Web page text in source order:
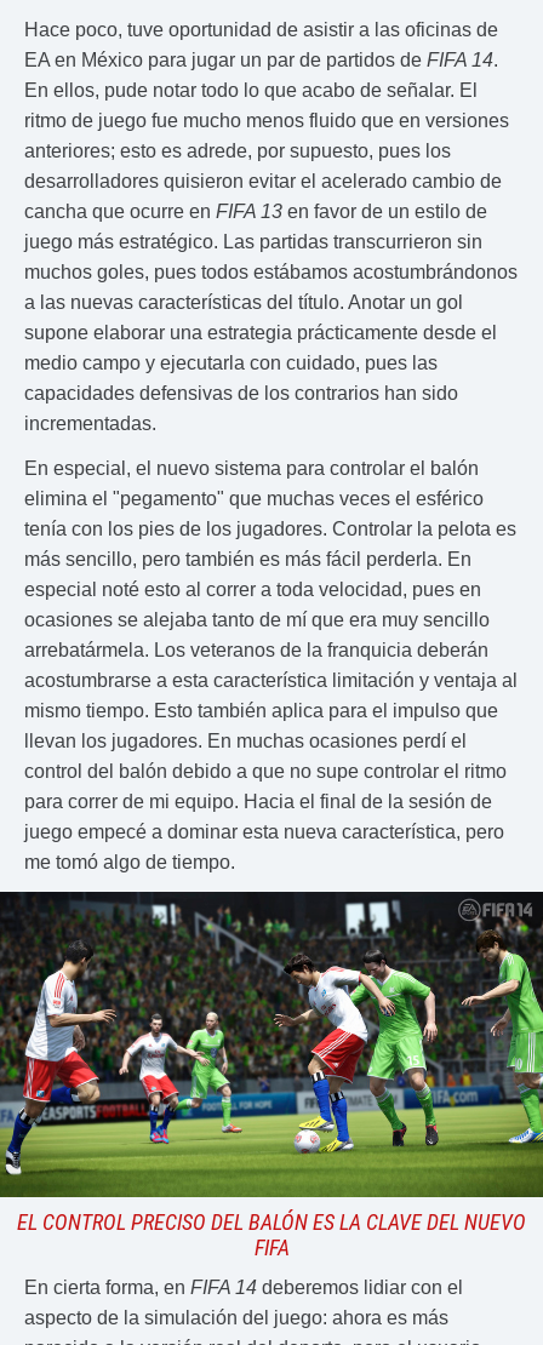
Hace poco, tuve oportunidad de asistir a las oficinas de
EA en México para jugar un par de partidos de FIFA 14.
En ellos, pude notar todo lo que acabo de señalar. El
ritmo de juego fue mucho menos fluido que en versiones
anteriores; esto es adrede, por supuesto, pues los
desarrolladores quisieron evitar el acelerado cambio de
cancha que ocurre en FIFA 13 en favor de un estilo de
juego más estratégico. Las partidas transcurrieron sin
muchos goles, pues todos estábamos acostumbrándonos
a las nuevas características del título. Anotar un gol
supone elaborar una estrategia prácticamente desde el
medio campo y ejecutarla con cuidado, pues las
capacidades defensivas de los contrarios han sido
incrementadas.
En especial, el nuevo sistema para controlar el balón
elimina el "pegamento" que muchas veces el esférico
tenía con los pies de los jugadores. Controlar la pelota es
más sencillo, pero también es más fácil perderla. En
especial noté esto al correr a toda velocidad, pues en
ocasiones se alejaba tanto de mí que era muy sencillo
arrebatármela. Los veteranos de la franquicia deberán
acostumbrarse a esta característica limitación y ventaja al
mismo tiempo. Esto también aplica para el impulso que
llevan los jugadores. En muchas ocasiones perdí el
control del balón debido a que no supe controlar el ritmo
para correr de mi equipo. Hacia el final de la sesión de
juego empecé a dominar esta nueva característica, pero
me tomó algo de tiempo.
EL CONTROL PRECISO DEL BALÓN ES LA CLAVE DEL NUEVO
FIFA
En cierta forma, en FIFA 14 deberemos lidiar con el
aspecto de la simulación del juego: ahora es más